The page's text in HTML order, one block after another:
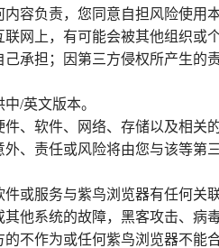
容负责，您同意自担风险使用本
网上，有可能会被其他组织
承担；因第三方侵权所产生
/英文版本。
、软件、网络、存储以及相
、责任或风险将由您与该等
或服务与紫鸟浏览器有任何关联
他系统的故障，黑客攻击、
不作为或任何紫鸟浏览器不